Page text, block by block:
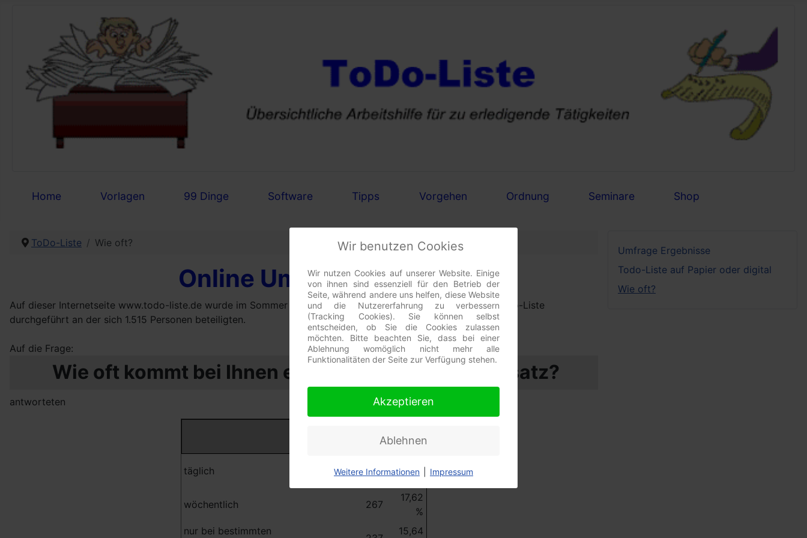
Home Vorlagen 99 Dinge Software Tipps Vorgehen Ordnung Seminare Shop
ToDo-Liste Wie oft?
Online Umfrage 2009
Auf dieser Internetseite www.todo-liste.de wurde im Sommer 2009 eine online Umfrage zum Einsatz einer Todo-Liste
durchgeführt an der sich 1.515 Personen beteiligten.
Auf die Frage:
Wie oft kommt bei Ihnen eine ToDo-Liste zum Einsatz?
antworteten
Prozent
täglich 797
%
wöchentlich 267
17,62
%
nur bei bestimmten
15,64
Umfrage Ergebnisse
Todo-Liste auf Papier oder digital
Wie oft?
Wir benutzen Cookies
Wir nutzen Cookies auf unserer Website. Einige
von ihnen sind essenziell für den Betrieb der
Seite, während andere uns helfen, diese Website
und die Nutzererfahrung zu verbessern
(Tracking Cookies). Sie können selbst
entscheiden, ob Sie die Cookies zulassen
möchten. Bitte beachten Sie, dass bei einer
Ablehnung womöglich nicht mehr alle
Funktionalitäten der Seite zur Verfügung stehen.
Akzeptieren
Ablehnen
Weitere Informationen Impressum